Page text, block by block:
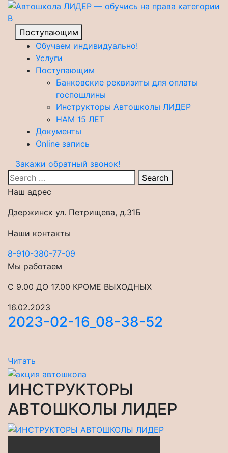
Поступающим
Обучаем индивидуально!
Услуги
Поступающим
Банковские реквизиты для оплаты
госпошлины
Инструкторы Автошколы ЛИДЕР
НАМ 15 ЛЕТ
Документы
Online запись
Закажи обратный звонок!
Search
Наш адрес
Дзержинск ул. Петрищева, д.31Б
Наши контакты
8-910-380-77-09
Мы работаем
С 9.00 ДО 17.00 КРОМЕ ВЫХОДНЫХ
16.02.2023
2023-02-16_08-38-52
Навигация
по
записям
Предыдущая
новость
Читать
ИНСТРУКТОРЫ
АВТОШКОЛЫ ЛИДЕР